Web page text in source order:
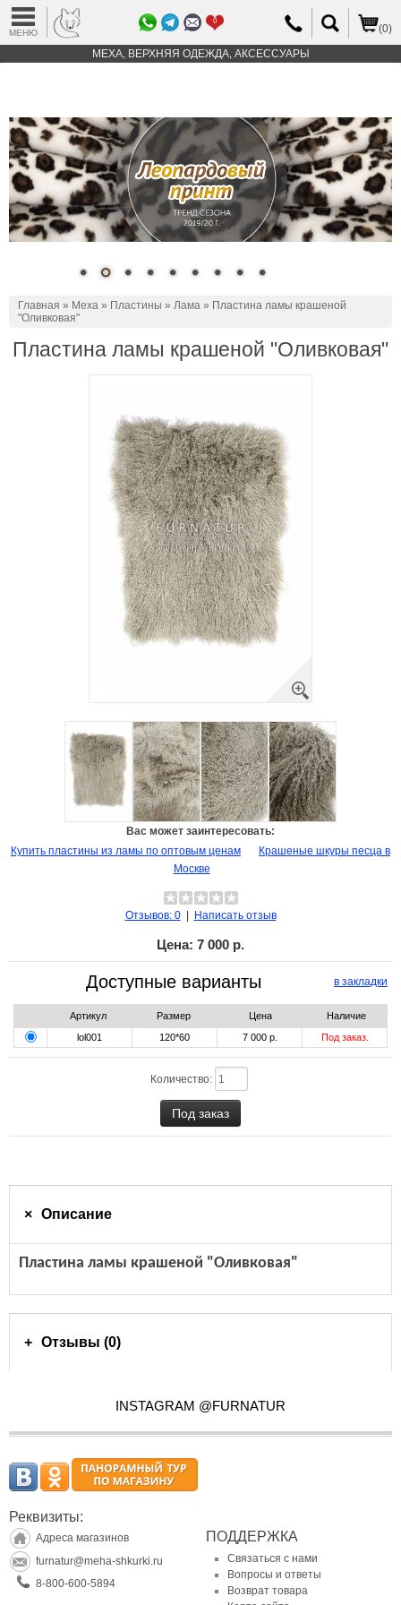
МЕНЮ
0
(0)
МЕХА, ВЕРХНЯЯ ОДЕЖДА, АКСЕССУАРЫ
Главная » Меха » Пластины » Лама » Пластина ламы крашеной
"Оливковая"
Пластина ламы крашеной "Оливковая"
Вас может заинтересовать:
Купить пластины из ламы по оптовым ценам
Крашеные шкуры песца в
Москве
Отзывов: 0| Написать отзыв
Цена: 7 000 р.
в закладки
Доступные варианты
Артикул Размер Цена
Наличие
lol001
120*60 7 000 р. Под заказ.
Количество:
Описание
Пластина ламы крашеной "Оливковая"
Отзывы (0)
INSTAGRAM @FURNATUR
Реквизиты:
Адреса магазинов
furnatur@meha-shkurki.ru
8-800-600-5894
ПОДДЕРЖКА
Связаться с нами
Вопросы и ответы
Возврат товара